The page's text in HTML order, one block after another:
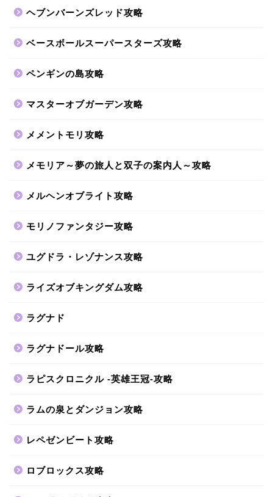
ヘブンバーンズレッド攻略
ベースボールスーパースターズ攻略
ペンギンの島攻略
マスターオブガーデン攻略
メメントモリ攻略
メモリア～夢の旅人と双子の案内人～攻略
メルヘンオブライト攻略
モリノファンタジー攻略
ユグドラ・レゾナンス攻略
ライズオブキングダム攻略
ラグナド
ラグナドール攻略
ラピスクロニクル -英雄王冠-攻略
ラムの泉とダンジョン攻略
レペゼンビート攻略
ロブロックス攻略